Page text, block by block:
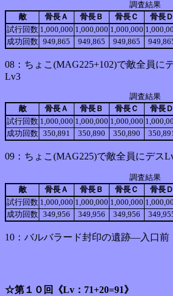
調査結果
敵
骨長Ａ 骨長Ｂ 骨長Ｃ 骨長Ｄ
試行回数 1,000,000 1,000,000 1,000,000
成功回数 949,865 949,865 949,865
08：ちょこ(MAG225+102)で敵全員に
Lv3
調査結果
敵
骨長Ａ 骨長Ｂ 骨長Ｃ 骨長Ｄ
試行回数 1,000,000 1,000,000 1,000,000
成功回数 350,891 350,890 350,890
09：ちょこ(MAG225)で敵全員にデス
調査結果
敵
骨長Ａ 骨長Ｂ 骨長Ｃ 骨長Ｄ
試行回数 1,000,000 1,000,000 1,000,000
成功回数 349,956 349,956 349,956
10：バルバラード封印の遺跡―入口前
☆第１０回《Lv：71+20=91》